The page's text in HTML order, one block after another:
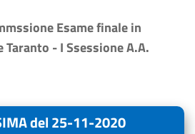
Esame finale in
- I Ssessione A.A.
del 25-11-2020